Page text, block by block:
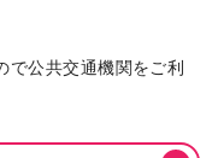
で公共交通機関をご利